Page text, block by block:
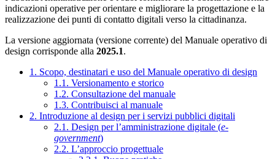
indicazioni operative per orientare e migliorare la progettazione e la
realizzazione dei punti di contatto digitali verso la cittadinanza.
La versione aggiornata (versione corrente) del Manuale operativo di
design corrisponde alla 2025.1.
1. Scopo, destinatari e uso del Manuale operativo di design
1.1. Versionamento e storico
1.2. Consultazione del manuale
1.3. Contribuisci al manuale
2. Introduzione al design per i servizi pubblici digitali
2.1. Design per l’amministrazione digitale (e-
government)
2.2. L’approccio progettuale